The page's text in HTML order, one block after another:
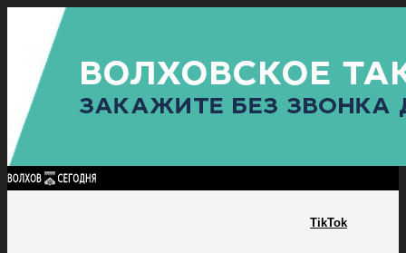
TikTok
Найти:
ГЛАВНАЯ ПОЛИТИКАПРОИСШЕСТВИЯ ПРОКУРАТУРАСПОРТ
ПОЛИТИКА
КУЛЬТУРА
ПОСЕЛЕНИЯ